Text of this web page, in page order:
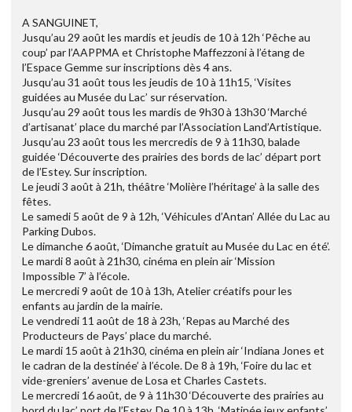
A SANGUINET,
Jusqu’au 29 août les mardis et jeudis de 10 à 12h ‘Pêche au
coup’ par l’AAPPMA et Christophe Maffezzoni à l’étang de
l’Espace Gemme sur inscriptions dès 4 ans.
Jusqu’au 31 août tous les jeudis de 10 à 11h15, ‘Visites
guidées au Musée du Lac’ sur réservation.
Jusqu’au 29 août tous les mardis de 9h30 à 13h30 ‘Marché
d’artisanat’ place du marché par l’Association Land’Artistique.
Jusqu’au 23 août tous les mercredis de 9 à 11h30, balade
guidée ‘Découverte des prairies des bords de lac’ départ port
de l’Estey. Sur inscription.
Le jeudi 3 août à 21h, théâtre ‘Molière l’héritage’ à la salle des
fêtes.
Le samedi 5 août de 9 à 12h, ‘Véhicules d’Antan’ Allée du Lac au
Parking Dubos.
Le dimanche 6 août, ‘Dimanche gratuit au Musée du Lac en été’.
Le mardi 8 août à 21h30, cinéma en plein air ‘Mission
Impossible 7’ à l’école.
Le mercredi 9 août de 10 à 13h, Atelier créatifs pour les
enfants au jardin de la mairie.
Le vendredi 11 août de 18 à 23h, ‘Repas au Marché des
Producteurs de Pays’ place du marché.
Le mardi 15 août à 21h30, cinéma en plein air ‘Indiana Jones et
le cadran de la destinée’ à l’école. De 8 à 19h, ‘Foire du lac et
vide-greniers’ avenue de Losa et Charles Castets.
Le mercredi 16 août, de 9 à 11h30 ‘Découverte des prairies au